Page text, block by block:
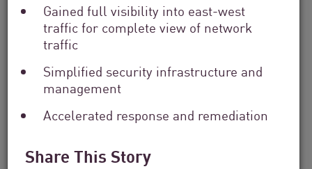
Gained full visibility into east-west
traffic for complete view of network
traffic
Simplified security infrastructure and
management
Accelerated response and remediation
Share This Story
金融サービス
Risk Score:...